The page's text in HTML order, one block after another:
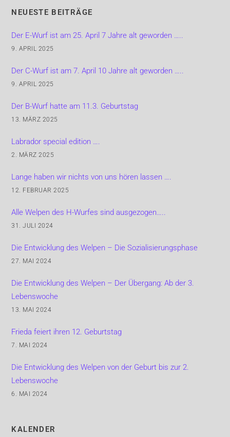
NEUESTE BEITRÄGE
Der E-Wurf ist am 25. April 7 Jahre alt geworden …..
9. APRIL 2025
Der C-Wurf ist am 7. April 10 Jahre alt geworden …..
9. APRIL 2025
Der B-Wurf hatte am 11.3. Geburtstag
13. MÄRZ 2025
Labrador special edition ….
2. MÄRZ 2025
Lange haben wir nichts von uns hören lassen ….
12. FEBRUAR 2025
Alle Welpen des H-Wurfes sind ausgezogen…..
31. JULI 2024
Die Entwicklung des Welpen – Die Sozialisierungsphase
27. MAI 2024
Die Entwicklung des Welpen – Der Übergang: Ab der 3.
Lebenswoche
13. MAI 2024
Frieda feiert ihren 12. Geburtstag
7. MAI 2024
Die Entwicklung des Welpen von der Geburt bis zur 2.
Lebenswoche
6. MAI 2024
KALENDER